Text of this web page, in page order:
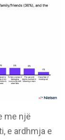
me një
e ardhmja e